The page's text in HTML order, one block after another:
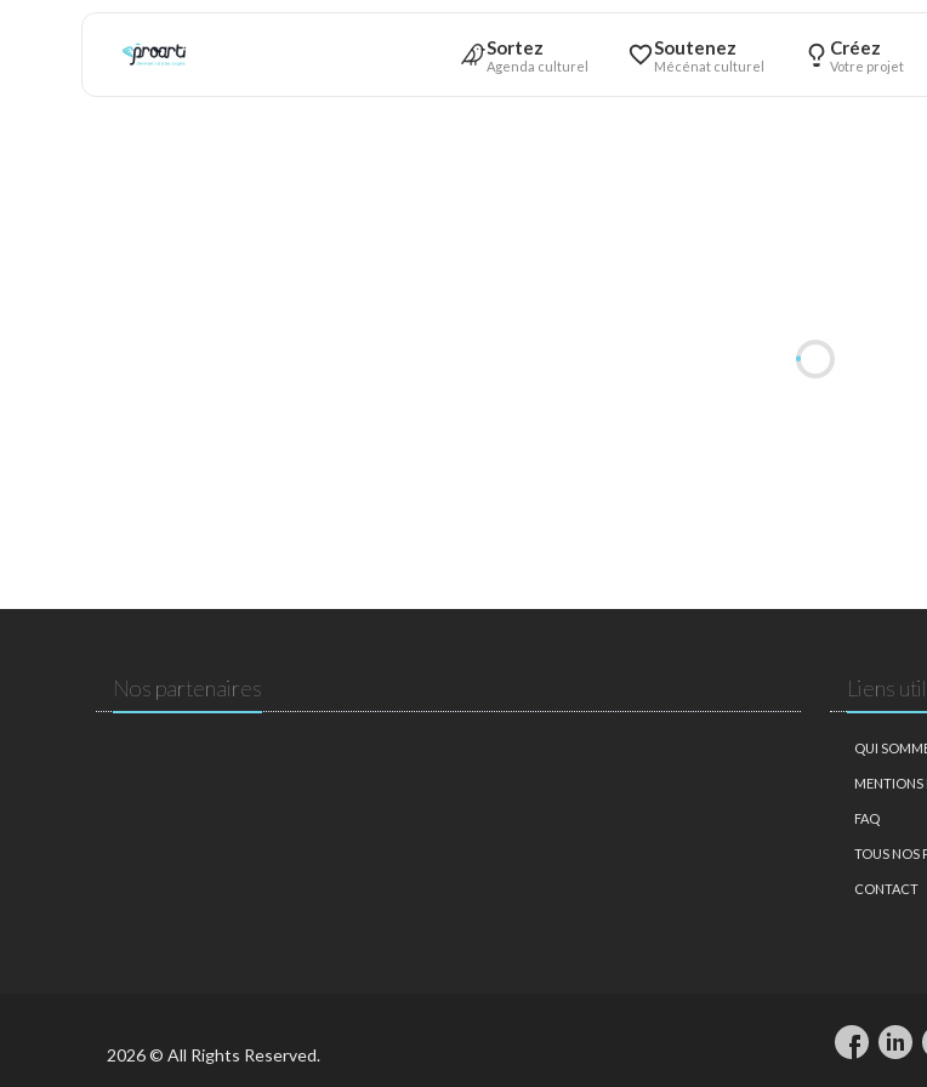
Sortez
Agenda culturel
Soutenez
Mécénat culturel
Créez
Votre projet
Nos partenaires Liens
QUI
MENTIONS
FAQ
TOUS NOS
CONTACT
2026 © All Rights Reserved.